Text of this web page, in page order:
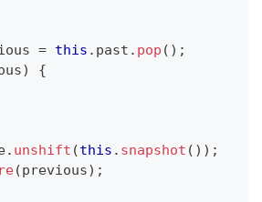
= this . past . pop ( ) ;
)
{
. unshift (this . snapshot ( ) ) ;
(previous) ;